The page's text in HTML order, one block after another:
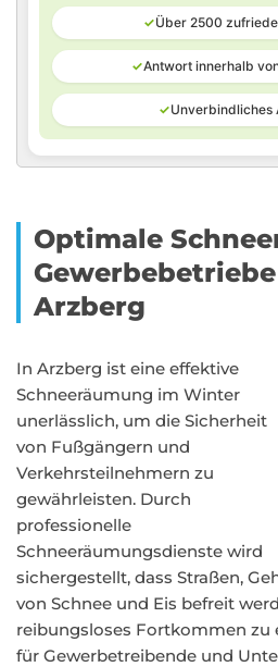
✓Über 2500
✓Antwort innerhalb
✓Unverbindliches
Optimale
Arzberg
In Arzberg ist eine effektive
Schneeräumung im Winter
unerlässlich, um die Sicherheit
von Fußgängern und
Verkehrsteilnehmern zu
gewährleisten. Durch
professionelle
Schneeräumungsdienste wird
sichergestellt, dass Straßen,
von Schnee und Eis befreit
reibungsloses Fortkommen zu
für Gewerbetreibende und